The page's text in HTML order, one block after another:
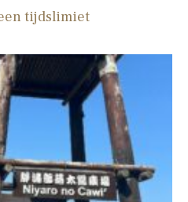
tijdslimiet